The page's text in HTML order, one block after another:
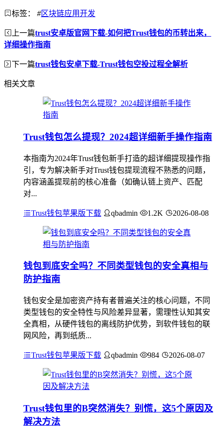
标签： #区块链应用开发
上一篇trust安卓版官网下载-如何把Trust钱包的币转出来，
详细操作指南
下一篇trust钱包安卓下载-Trust钱包空投过程全解析
相关文章
Trust钱包怎么提现？2024超详细新手操作指南
本指南为2024年Trust钱包新手打造的超详细提现操作指
引，专为解决新手对Trust钱包提现流程不熟悉的问题，
内容涵盖提现前的核心准备（如确认链上资产、匹配
对...
Trust钱包苹果版下载 qbadmin 1.2K 2026-08-08
钱包到底安全吗？不同类型钱包的安全真相与
防护指南
钱包安全是加密资产持有者普遍关注的核心问题，不同
类型钱包的安全特性与风险差异显著，需理性认知其安
全真相，从硬件钱包的离线防护优势，到软件钱包的联
网风险，再到纸质...
Trust钱包苹果版下载 qbadmin 984 2026-08-07
Trust钱包里的B突然消失？别慌，这5个原因及
解决方法